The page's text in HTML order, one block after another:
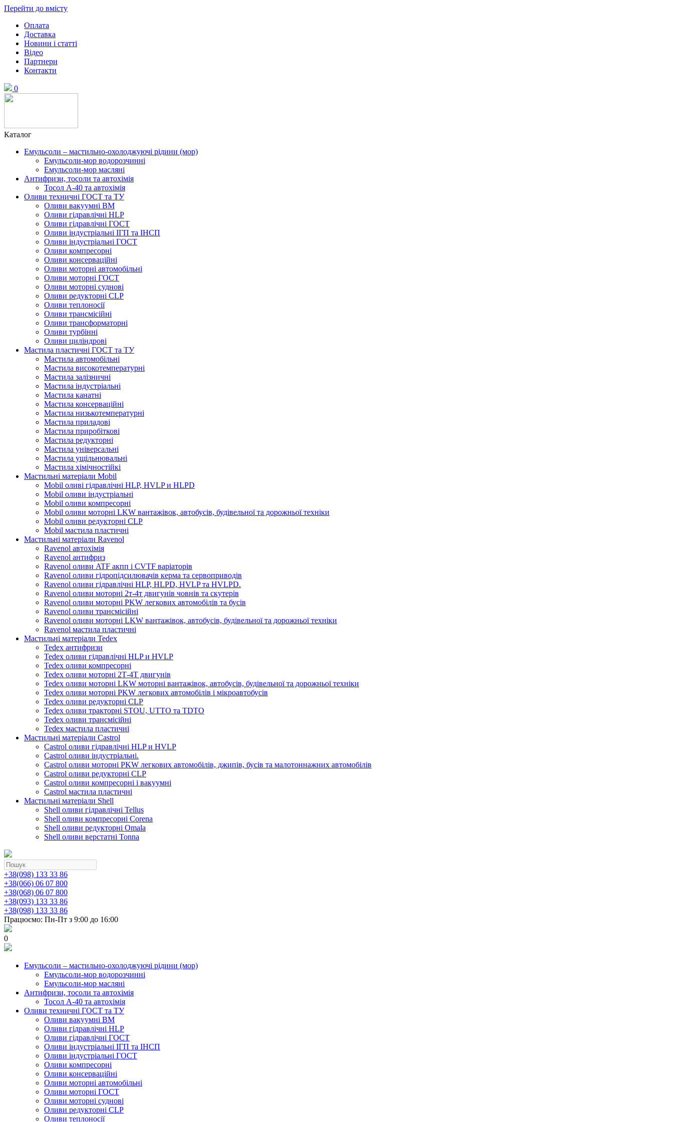
Перейти до вмісту
Оплата
Доставка
Новини і статті
Відео
Партнери
Контакти
0
Каталог
Емульсоли – мастильно-охолоджуючі рідини (мор)
Емульсоли-мор водорозчинні
Емульсоли-мор масляні
Антифризи, тосоли та автохімія
Тосол А-40 та автохімія
Оливи техничні ГОСТ та ТУ
Оливи вакуумні ВМ
Оливи гідравлічні HLP
Оливи гідравлічні ГОСТ
Оливи індустріальні ІГП та ІНСП
Оливи індустріальні ГОСТ
Оливи компресорні
Оливи консерваційні
Оливи моторні автомобільні
Оливи моторні ГОСТ
Оливи моторні суднові
Оливи редукторні CLP
Оливи теплоносії
Оливи трансмісійні
Оливи трансформаторні
Оливи турбінні
Оливи циліндрові
Мастила пластичні ГОСТ та ТУ
Мастила автомобільні
Мастила високотемпературні
Мастила залізничні
Мастила індустріальні
Мастила канатні
Мастила консерваційні
Мастила низькотемпературні
Мастила приладові
Мастила приробіткові
Мастила редукторні
Мастила універсальні
Мастила ущільнювальні
Мастила хімічностійкі
Мастильні матеріали Mobil
Mobil оливі гідравлічні HLP, HVLP и HLPD
Mobil оливи індустріальні
Mobil оливи компресорні
Mobil оливи моторні LKW вантажівок, автобусів, будівельної та дорожньої техніки
Mobil оливи редукторні CLP
Mobil мастила пластичні
Мастильні матеріали Ravenol
Ravenol автохімія
Ravenol антифриз
Ravenol оливи ATF акпп і CVTF варіаторів
Ravenol оливи гідропідсилювачів керма та сервоприводів
Ravenol оливи гідравлічні HLP, HLPD, HVLP та HVLPD.
Ravenol оливи моторні 2т-4т двигунів човнів та скутерів
Ravenol оливи моторні PKW легкових автомобілів та бусів
Ravenol оливи трансмісійні
Ravenol оливи моторні LKW вантажівок, автобусів, будівельної та дорожньої техніки
Ravenol мастила пластичні
Мастильні матеріали Tedex
Tedex антифризи
Tedex оливи гідравлічні HLP и HVLP
Tedex оливи компресорні
Tedex оливи моторні 2Т-4Т двигунів
Tedex оливи моторні LKW моторні вантажівок, автобусів, будівельної та дорожньої техніки
Tedex оливи моторні PKW легкових автомобілів і мікроавтобусів
Tedex оливи редукторні CLP
Tedex оливи тракторні STOU, UTTO та TDTO
Tedex оливи трансмісійні
Tedex мастила пластичні
Мастильні матеріали Castrol
Castrol оливи гідравлічні HLP и HVLP
Castrol оливи індустріальні.
Castrol оливи моторні PKW легкових автомобілів, джипів, бусів та малотоннажних автомобілів
Castrol оливи редукторні CLP
Castrol оливи компресорні і вакуумні
Castrol мастила пластичні
Мастильні матеріали Shell
Shell оливи гідравлічні Tellus
Shell оливи компресорні Corena
Shell оливи редукторні Omala
Shell оливи верстатні Tonna
+38(098) 133 33 86
+38(066) 06 07 800
+38(068) 06 07 800
+38(093) 133 33 86
+38(098) 133 33 86
Працюємо: Пн-Пт з 9:00 до 16:00
0
Емульсоли – мастильно-охолоджуючі рідини (мор)
Емульсоли-мор водорозчинні
Емульсоли-мор масляні
Антифризи, тосоли та автохімія
Тосол А-40 та автохімія
Оливи техничні ГОСТ та ТУ
Оливи вакуумні ВМ
Оливи гідравлічні HLP
Оливи гідравлічні ГОСТ
Оливи індустріальні ІГП та ІНСП
Оливи індустріальні ГОСТ
Оливи компресорні
Оливи консерваційні
Оливи моторні автомобільні
Оливи моторні ГОСТ
Оливи моторні суднові
Оливи редукторні CLP
Оливи теплоносії